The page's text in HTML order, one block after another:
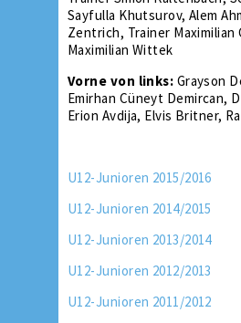
Sayfulla Khutsurov, Alem
Zentrich, Trainer Maximilian
Maximilian Wittek
Vorne von links: Grayson
Emirhan Cüneyt Demircan,
Erion Avdija, Elvis Britner,
U12-Junioren 2015/2016
U12-Junioren 2014/2015
U12-Junioren 2013/2014
U12-Junioren 2012/2013
U12-Junioren 2011/2012